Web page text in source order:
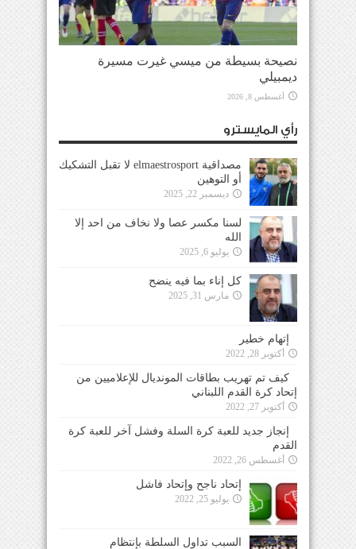
نصيحة بسيطة من ميسي غيرت مسيرة
ديمبيلي
أغسطس 8, 2026
رأي المايسترو
مصداقية elmaestrosport لا تقبل التشكيك
أو التوهين
ديسمبر 22, 2025
لسنا مكسر عصا ولا نخاف من احد إلا
الله
يوليو 6, 2025
كل إناء بما فيه ينضح
مارس 31, 2025
إتهام خطير
أكتوبر 28, 2022
كيف تم تهريب بطاقات المونديال للإعلاميين من
إتحاد كرة القدم اللبناني
أكتوبر 27, 2022
إنجاز جديد للعبة كرة السلة وفشل آخر للعبة كرة
القدم
أغسطس 26, 2022
إتحاد ناجح وإتحاد فاشل
يوليو 25, 2022
السبب تداول السلطة بإنتظام